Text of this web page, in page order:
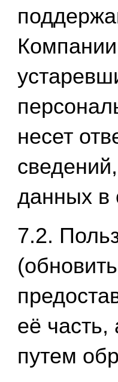
несет
данных в
7.2.
её
путем